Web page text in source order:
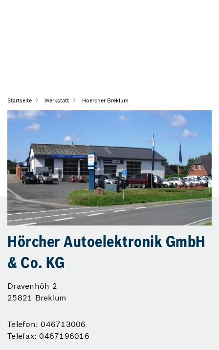
Startseite Werkstatt Hoercher Breklum
Hörcher Autoelektronik GmbH
& Co. KG
Dravenhöh 2
25821 Breklum
Telefon: 046713006
Telefax: 0467196016